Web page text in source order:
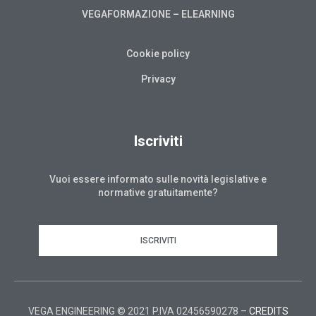
VEGAFORMAZIONE – ELEARNING
Cookie policy
Privacy
Iscriviti
Vuoi essere informato sulle novità legislative e
normative gratuitamente?
ISCRIVITI
VEGA ENGINEERING © 2021 P.IVA 02456590278 – CREDITS